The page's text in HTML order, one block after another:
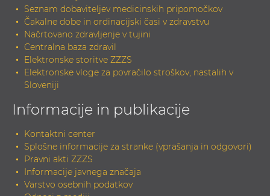
Seznam dobaviteljev medicinskih pripomočkov
Čakalne dobe in ordinacijski časi v zdravstvu
Načrtovano zdravljenje v tujini
Centralna baza zdravil
Elektronske storitve ZZZS
Elektronske vloge za povračilo stroškov, nastalih v
Sloveniji
Informacije in publikacije
Kontaktni center
Splošne informacije za stranke (vprašanja in odgovori)
Pravni akti ZZZS
Informacije javnega značaja
Varstvo osebnih podatkov